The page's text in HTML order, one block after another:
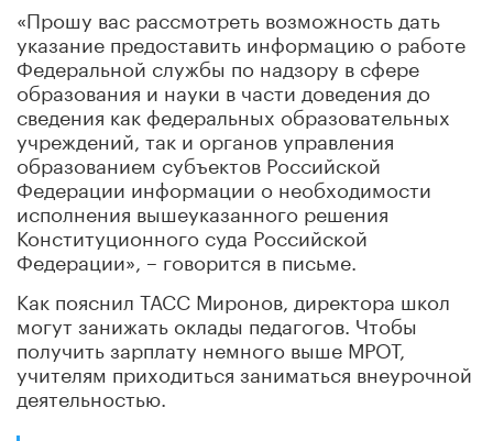
«Прошу вас рассмотреть возможность дать
указание предоставить информацию о работе
Федеральной службы по надзору в сфере
образования и науки в части доведения до
сведения как федеральных образовательных
учреждений, так и органов управления
образованием субъектов Российской
Федерации информации о необходимости
исполнения вышеуказанного решения
Конституционного суда Российской
Федерации», – говорится в письме.
Как пояснил ТАСС Миронов, директора школ
могут занижать оклады педагогов. Чтобы
получить зарплату немного выше МРОТ,
учителям приходиться заниматься внеурочной
деятельностью.